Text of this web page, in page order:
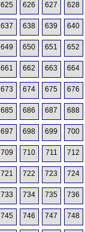
625 626 627 628
637 638 639 640
649 650 651 652
661 662 663 664
673 674 675 676
685 686 687 688
697 698 699 700
709 710 711 712
721 722 723 724
733 734 735 736
745 746 747 748